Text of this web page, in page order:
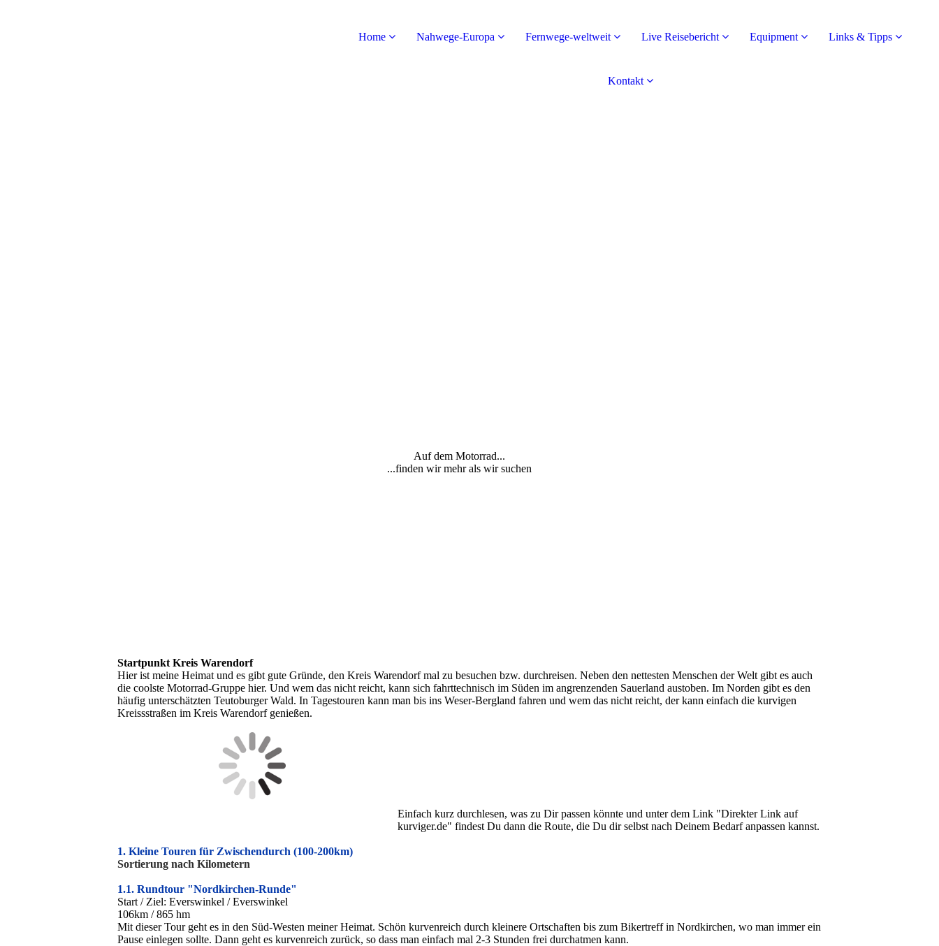
Home Nahwege-Europa Fernwege-weltweit Live Reisebericht Equipment Links & Tipps
Kontakt
Auf dem Motorrad...
...finden wir mehr als wir suchen
Startpunkt Kreis Warendorf
Hier ist meine Heimat und es gibt gute Gründe, den Kreis Warendorf mal zu besuchen bzw. durchreisen. Neben den nettesten Menschen der Welt gibt es auch
die coolste Motorrad-Gruppe hier. Und wem das nicht reicht, kann sich fahrttechnisch im Süden im angrenzenden Sauerland austoben. Im Norden gibt es den
häufig unterschätzten Teutoburger Wald. In Tagestouren kann man bis ins Weser-Bergland fahren und wem das nicht reicht, der kann einfach die kurvigen
Kreissstraßen im Kreis Warendorf genießen.
Einfach kurz durchlesen, was zu Dir passen könnte und unter dem Link "Direkter Link auf
kurviger.de" findest Du dann die Route, die Du dir selbst nach Deinem Bedarf anpassen kannst.
1. Kleine Touren für Zwischendurch (100-200km)
Sortierung nach Kilometern
1.1. Rundtour "Nordkirchen-Runde"
Start / Ziel: Everswinkel / Everswinkel
106km / 865 hm
Mit dieser Tour geht es in den Süd-Westen meiner Heimat. Schön kurvenreich durch kleinere Ortschaften bis zum Bikertreff in Nordkirchen, wo man immer ein
Pause einlegen sollte. Dann geht es kurvenreich zurück, so dass man einfach mal 2-3 Stunden frei durchatmen kann.